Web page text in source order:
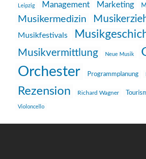
Leipzig Management Marketing
Musikermedizin
Musikfestivals
Musikvermittlung Neue Musik
Orchester Programmplanung
Rezension Richard Wagner
Violoncello